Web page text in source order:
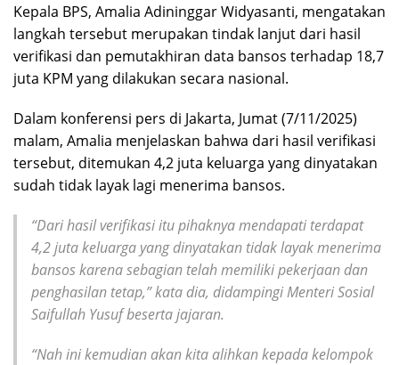
Kepala BPS, Amalia Adininggar Widyasanti, mengatakan
langkah tersebut merupakan tindak lanjut dari hasil
verifikasi dan pemutakhiran data bansos terhadap 18,7
juta KPM yang dilakukan secara nasional.
Dalam konferensi pers di Jakarta, Jumat (7/11/2025)
malam, Amalia menjelaskan bahwa dari hasil verifikasi
tersebut, ditemukan 4,2 juta keluarga yang dinyatakan
sudah tidak layak lagi menerima bansos.
“Dari hasil verifikasi itu pihaknya mendapati terdapat
4,2 juta keluarga yang dinyatakan tidak layak menerima
bansos karena sebagian telah memiliki pekerjaan dan
penghasilan tetap,” kata dia, didampingi Menteri Sosial
Saifullah Yusuf beserta jajaran.
“Nah ini kemudian akan kita alihkan kepada kelompok